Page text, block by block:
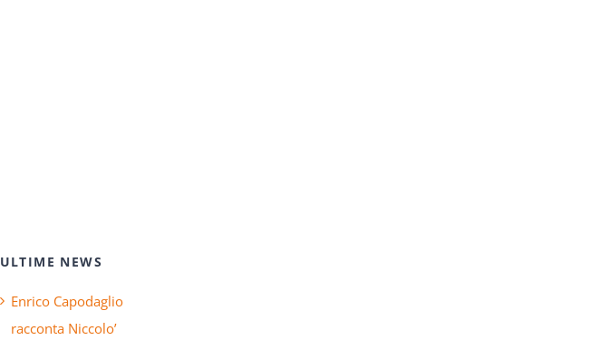
ULTIME NEWS
Enrico Capodaglio
racconta Niccolo’